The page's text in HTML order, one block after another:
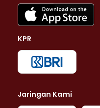
KPR
Jaringan Kami